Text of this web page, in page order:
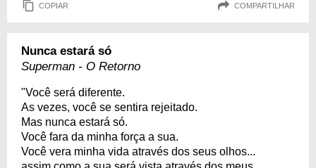
COPIAR COMPARTILHAR
Nunca estará só
Superman - O Retorno
"Você será diferente.
As vezes, você se sentira rejeitado.
Mas nunca estará só.
Você fara da minha força a sua.
Você vera minha vida através dos seus olhos...